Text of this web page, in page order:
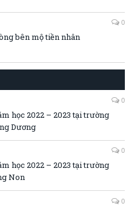
0
bên mộ tiền nhân
0
học 2022 – 2023 tại trường
Dương
0
học 2022 – 2023 tại trường
Non
0